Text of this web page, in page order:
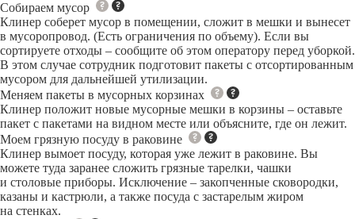
Собираем мусор
Клинер соберет мусор в помещении, сложит в мешки и вынесет
в мусоропровод. (Есть ограничения по объему). Если вы
сортируете отходы – сообщите об этом оператору перед уборкой.
В этом случае сотрудник подготовит пакеты с отсортированным
мусором для дальнейшей утилизации.
Меняем пакеты в мусорных корзинах
Клинер положит новые мусорные мешки в корзины – оставьте
пакет с пакетами на видном месте или объясните, где он лежит.
Моем грязную посуду в раковине
Клинер вымоет посуду, которая уже лежит в раковине. Вы
можете туда заранее сложить грязные тарелки, чашки
и столовые приборы. Исключение – закопченные сковородки,
казаны и кастрюли, а также посуда с застарелым жиром
на стенках.